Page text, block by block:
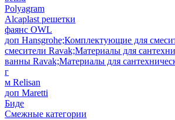
Polyagram
Alcaplast решетки
фаянс OWL
доп Hansgrohe;Комплектующие для
смесители Ravak;Материалы для
ванны Ravak;Материалы для
г
м Relisan
доп Maretti
Биде
Смежные категории